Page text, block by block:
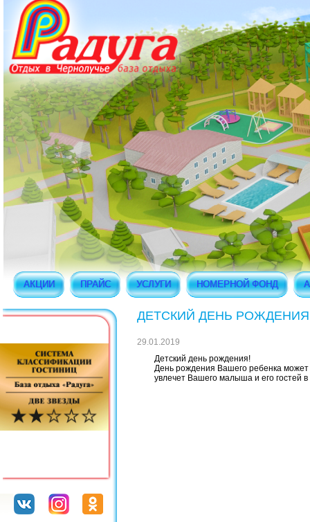
АКЦИИ ПРАЙС УСЛУГИ НОМЕРНОЙ ФОНД
ДЕТСКИЙ ДЕНЬ
29.01.2019
Детский день рождения!
День рождения Вашего ребенка
увлечет Вашего малыша и его гостей